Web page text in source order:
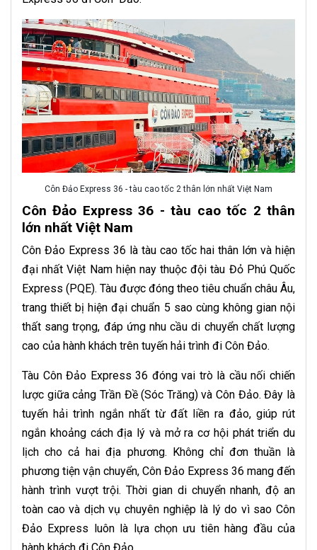
Côn Đảo Express 36 - tàu cao tốc 2 thân lớn nhất Việt Nam
Côn Đảo Express 36 - tàu cao tốc 2 thân
lớn nhất Việt Nam
Côn Đảo Express 36 là tàu cao tốc hai thân lớn và hiện
đại nhất Việt Nam hiện nay thuộc đội tàu Đỏ Phú Quốc
Express (PQE). Tàu được đóng theo tiêu chuẩn châu Âu,
trang thiết bị hiện đại chuẩn 5 sao cùng không gian nội
thất sang trọng, đáp ứng nhu cầu di chuyển chất lượng
cao của hành khách trên tuyến hải trình đi Côn Đảo.
Tàu Côn Đảo Express 36 đóng vai trò là cầu nối chiến
lược giữa cảng Trần Đề (Sóc Trăng) và Côn Đảo. Đây là
tuyến hải trình ngắn nhất từ đất liền ra đảo, giúp rút
ngắn khoảng cách địa lý và mở ra cơ hội phát triển du
lịch cho cả hai địa phương. Không chỉ đơn thuần là
phương tiện vận chuyển, Côn Đảo Express 36 mang đến
hành trình vượt trội. Thời gian di chuyển nhanh, độ an
toàn cao và dịch vụ chuyên nghiệp là lý do vì sao Côn
Đảo Express luôn là lựa chọn ưu tiên hàng đầu của